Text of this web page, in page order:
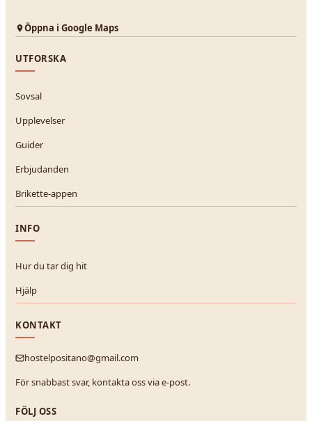
Öppna i Google Maps
UTFORSKA
Sovsal
Upplevelser
Guider
Erbjudanden
Brikette-appen
INFO
Hur du tar dig hit
Hjälp
KONTAKT
hostelpositano@gmail.com
För snabbast svar, kontakta oss via e-post.
FÖLJ OSS